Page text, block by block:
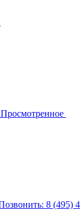
Просмотренное
8 (495)